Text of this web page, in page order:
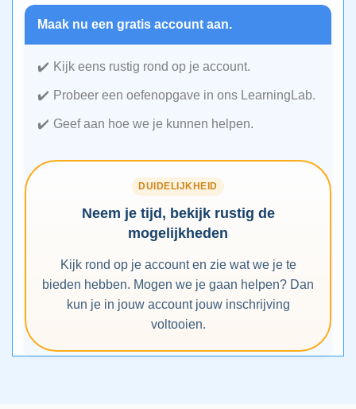
Maak nu een gratis account aan.
Kijk eens rustig rond op je account.
Probeer een oefenopgave in ons LearningLab.
Geef aan hoe we je kunnen helpen.
DUIDELIJKHEID
Neem je tijd, bekijk rustig de
mogelijkheden
Kijk rond op je account en zie wat we je te
bieden hebben. Mogen we je gaan helpen? Dan
kun je in jouw account jouw inschrijving
voltooien.